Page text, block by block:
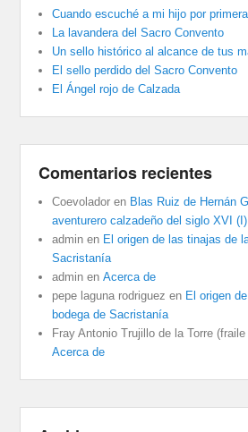
Cuando escuché a mi hijo por
La lavandera del Sacro Convento
Un sello histórico al alcance de tus
El sello perdido del Sacro Convento
El Ángel rojo de Calzada
Comentarios recientes
Coevolador en Blas Ruiz de Hernán
aventurero calzadeño del siglo XVI (I)
admin en El origen de las tinajas de
Sacristanía
admin enAcerca de
pepe laguna rodriguez en El origen
bodega de Sacristanía
Fray Antonio Trujillo de la Torre
Acerca de